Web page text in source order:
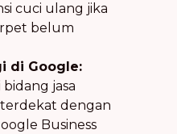
cuci ulang jika
belum
di Google:
jasa
dengan
Business